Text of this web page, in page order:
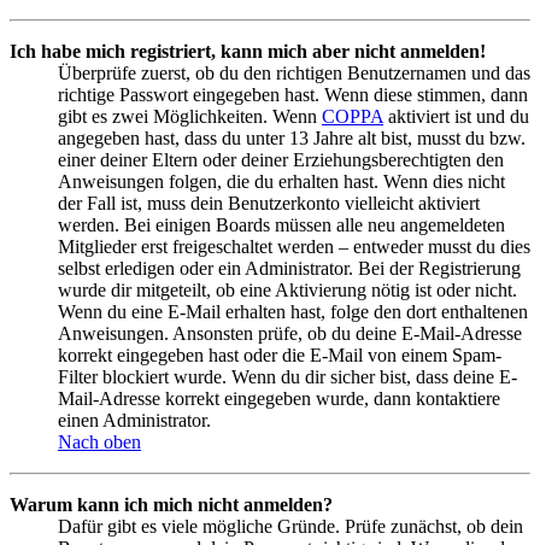
Ich habe mich registriert, kann mich aber nicht anmelden!
Überprüfe zuerst, ob du den richtigen Benutzernamen und das
richtige Passwort eingegeben hast. Wenn diese stimmen, dann
gibt es zwei Möglichkeiten. Wenn COPPA aktiviert ist und du
angegeben hast, dass du unter 13 Jahre alt bist, musst du bzw.
einer deiner Eltern oder deiner Erziehungsberechtigten den
Anweisungen folgen, die du erhalten hast. Wenn dies nicht
der Fall ist, muss dein Benutzerkonto vielleicht aktiviert
werden. Bei einigen Boards müssen alle neu angemeldeten
Mitglieder erst freigeschaltet werden – entweder musst du dies
selbst erledigen oder ein Administrator. Bei der Registrierung
wurde dir mitgeteilt, ob eine Aktivierung nötig ist oder nicht.
Wenn du eine E-Mail erhalten hast, folge den dort enthaltenen
Anweisungen. Ansonsten prüfe, ob du deine E-Mail-Adresse
korrekt eingegeben hast oder die E-Mail von einem Spam-
Filter blockiert wurde. Wenn du dir sicher bist, dass deine E-
Mail-Adresse korrekt eingegeben wurde, dann kontaktiere
einen Administrator.
Nach oben
Warum kann ich mich nicht anmelden?
Dafür gibt es viele mögliche Gründe. Prüfe zunächst, ob dein